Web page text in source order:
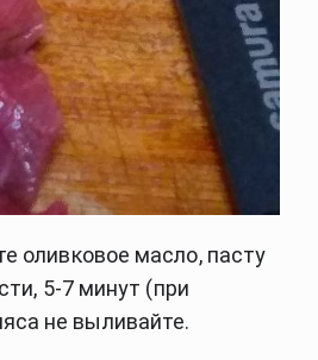
оливковое масло, пасту
5-7 минут (при
не выливайте.